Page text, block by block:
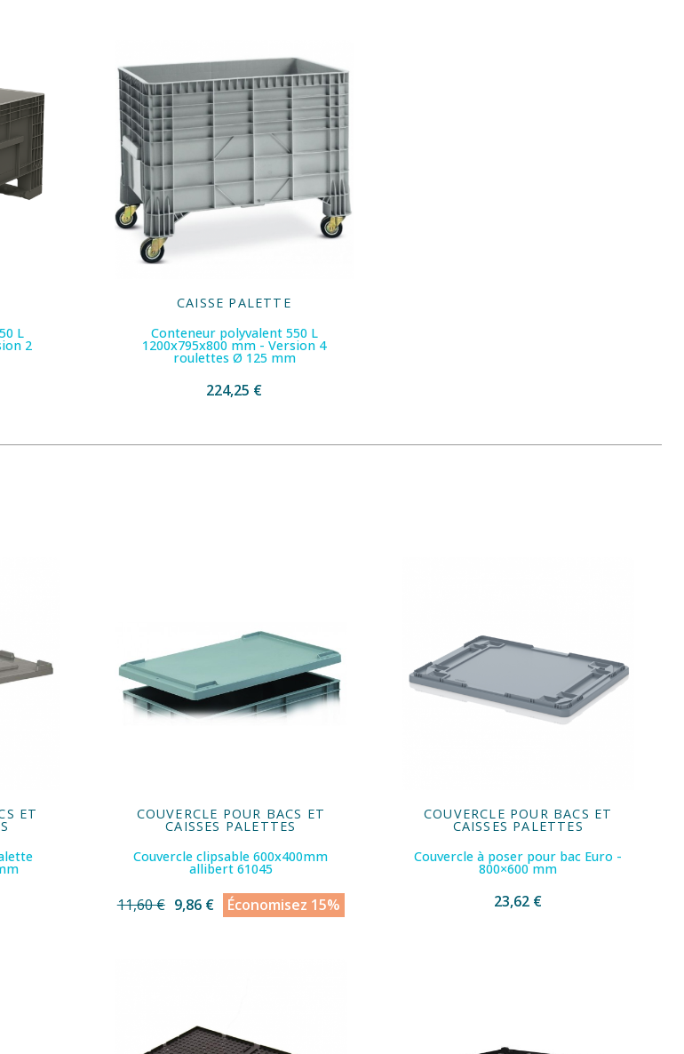
L
2
CAISSE PALETTE
Conteneur polyvalent 550 L
1200x795x800 mm - Version 4
roulettes Ø 125 mm
224,25 €
ET COUVERCLE POUR BACS ET
CAISSES PALETTES
Couvercle clipsable 600x400mm
allibert 61045
11,60 € 9,86 € Économisez 15%
COUVERCLE POUR BACS ET
CAISSES PALETTES
Couvercle à poser pour bac Euro -
800×600 mm
23,62 €